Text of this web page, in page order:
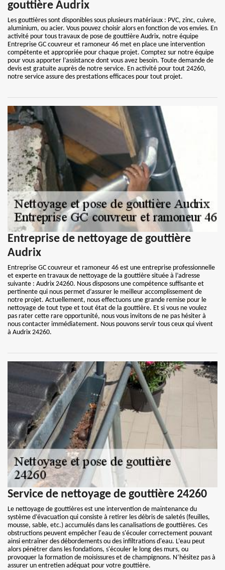
gouttière Audrix
Les gouttières sont disponibles sous plusieurs matériaux : PVC, zinc, cuivre,
aluminium, ou acier. Vous pouvez choisir alors en fonction de vos envies. En
activité pour tous travaux de pose de gouttière Audrix, notre équipe
Entreprise GC couvreur et ramoneur 46 met en place une intervention
compétente et appropriée pour chaque projet. Comptez sur notre équipe
pour vous apporter l’assistance dont vous avez besoin. Toute demande de
devis est gratuite auprès de notre service. En activité pour tout 24260,
notre service assure des prestations efficaces pour tout projet.
Entreprise de nettoyage de gouttière
Audrix
Entreprise GC couvreur et ramoneur 46 est une entreprise professionnelle
et experte en travaux de nettoyage de la gouttière située à l’adresse
suivante : Audrix 24260. Nous disposons une compétence suffisante et
pertinente qui nous permet d’assurer le meilleur accomplissement de
notre projet. Actuellement, nous effectuons une grande remise pour le
nettoyage de tout type et tout état de la gouttière. Et si vous ne voulez
pas rater cette rare opportunité, nous vous invitons de ne pas hésiter à
nous contacter immédiatement. Nous pouvons servir tous ceux qui vivent
à Audrix 24260.
Service de nettoyage de gouttière 24260
Le nettoyage de gouttières est une intervention de maintenance du
système d’évacuation qui consiste à retirer les débris de saletés (feuilles,
mousse, sable, etc.) accumulés dans les canalisations de gouttières. Ces
obstructions peuvent empêcher l'eau de s'écouler correctement pouvant
ainsi entraîner des débordements ou des infiltrations d'eau. L’eau peut
alors pénétrer dans les fondations, s'écouler le long des murs, ou
provoquer la formation de moisissures et de champignons. N’hésitez pas à
assurer un entretien adéquat pour votre gouttière.